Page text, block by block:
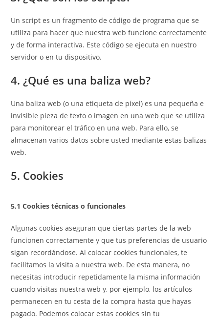
Un script es un fragmento de código de programa que se
utiliza para hacer que nuestra web funcione correctamente
y de forma interactiva. Este código se ejecuta en nuestro
servidor o en tu dispositivo.
4. ¿Qué es una baliza web?
Una baliza web (o una etiqueta de píxel) es una pequeña e
invisible pieza de texto o imagen en una web que se utiliza
para monitorear el tráfico en una web. Para ello, se
almacenan varios datos sobre usted mediante estas balizas
web.
5. Cookies
5.1 Cookies técnicas o funcionales
Algunas cookies aseguran que ciertas partes de la web
funcionen correctamente y que tus preferencias de usuario
sigan recordándose. Al colocar cookies funcionales, te
facilitamos la visita a nuestra web. De esta manera, no
necesitas introducir repetidamente la misma información
cuando visitas nuestra web y, por ejemplo, los artículos
permanecen en tu cesta de la compra hasta que hayas
pagado. Podemos colocar estas cookies sin tu